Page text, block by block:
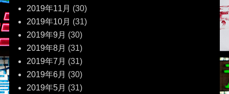
2019年11月 (30)
2019年10月 (31)
2019年9月 (30)
2019年8月 (31)
2019年7月 (31)
2019年6月 (30)
2019年5月 (31)